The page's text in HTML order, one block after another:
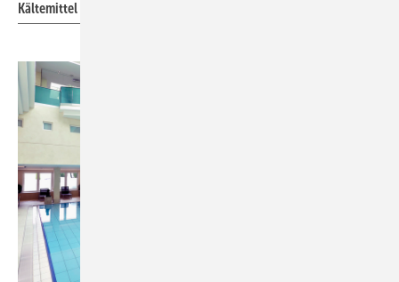
Kältemittel verwendet.